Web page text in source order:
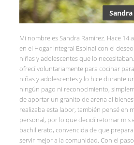
Mi nombre es Sandra Ramírez. Hace 14
en el Hogar integral Espinal con el
niñas y adolescentes que lo
ofrecí voluntariamente para cocinar
niñas y adolescentes y lo hice durante
ningún pago ni reconocimiento,
de aportar un granito de arena al
realizaba esta labor, también pensé en
personal, por lo que decidí retomar mis
bachillerato, convencida de que
servir mejor a la comunidad. Con el